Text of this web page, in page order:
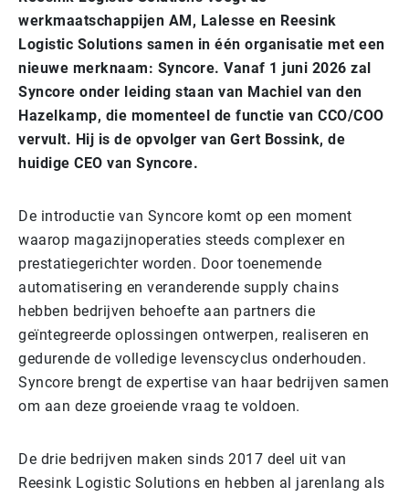
werkmaatschappijen AM, Lalesse en Reesink
Logistic Solutions samen in één organisatie met een
nieuwe merknaam: Syncore. Vanaf 1 juni 2026 zal
Syncore onder leiding staan van Machiel van den
Hazelkamp, die momenteel de functie van CCO/COO
vervult. Hij is de opvolger van Gert Bossink, de
huidige CEO van Syncore.
De introductie van Syncore komt op een moment
waarop magazijnoperaties steeds complexer en
prestatiegerichter worden. Door toenemende
automatisering en veranderende supply chains
hebben bedrijven behoefte aan partners die
geïntegreerde oplossingen ontwerpen, realiseren en
gedurende de volledige levenscyclus onderhouden.
Syncore brengt de expertise van haar bedrijven samen
om aan deze groeiende vraag te voldoen.
De drie bedrijven maken sinds 2017 deel uit van
Reesink Logistic Solutions en hebben al jarenlang als